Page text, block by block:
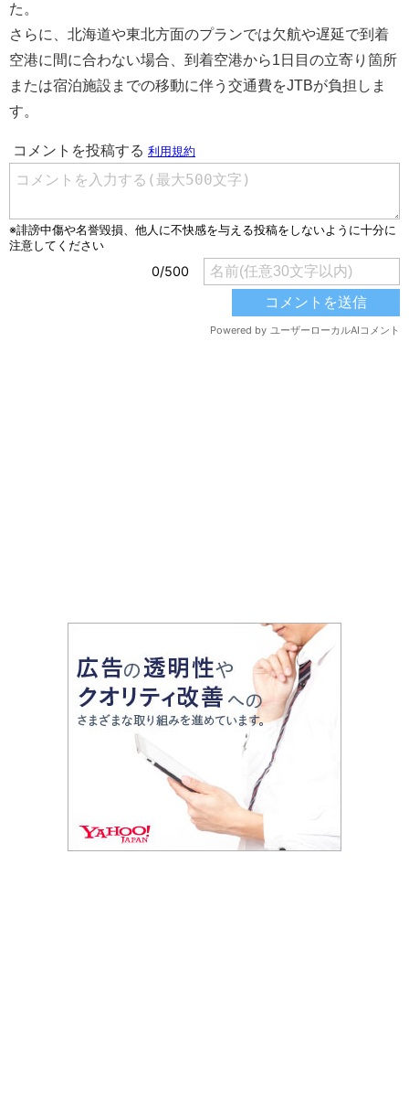
た。
さらに、北海道や東北方面のプランでは欠航や遅延で到着
空港に間に合わない場合、到着空港から1日目の立寄り箇所
または宿泊施設までの移動に伴う交通費をJTBが負担しま
す。